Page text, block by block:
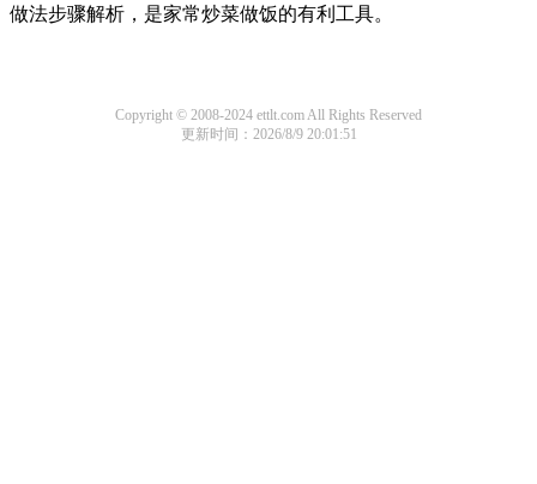
做法步骤解析，是家常炒菜做饭的有利工具。
Copyright © 2008-2024 ettlt.com All Rights Reserved
更新时间：2026/8/9 20:01:51